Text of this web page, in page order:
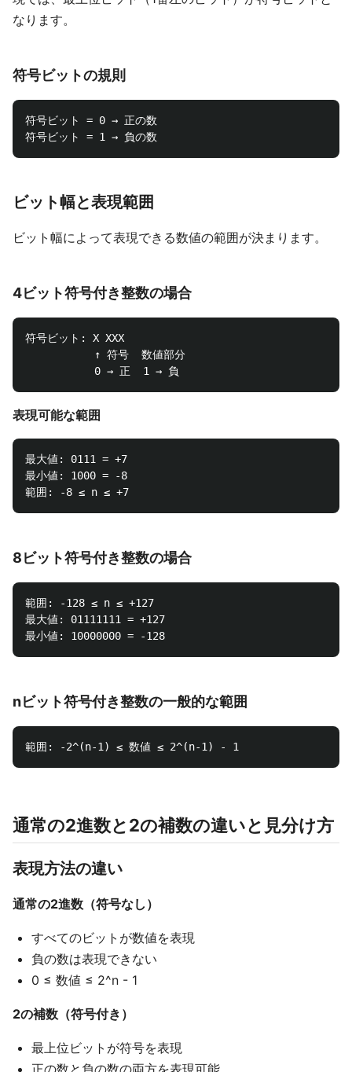
なります。
符号ビットの規則
符号ビット = 0 → 正の数
ビット幅と表現範囲
ビット幅によって表現できる数値の範囲が決まります。
4ビット符号付き整数の場合
符号ビット: X XXX
           ↑ 符号  数値部分
表現可能な範囲
最大値: 0111 = +7
最小値: 1000 = -8
8ビット符号付き整数の場合
範囲: -128 ≤ n ≤ +127
最大値: 01111111 = +127
nビット符号付き整数の一般的な範囲
通常の2進数と2の補数の違いと見分け方
表現方法の違い
通常の2進数（符号なし）
すべてのビットが数値を表現
負の数は表現できない
0 ≤ 数値 ≤ 2^n - 1
2の補数（符号付き）
最上位ビットが符号を表現
正の数と負の数の両方を表現可能